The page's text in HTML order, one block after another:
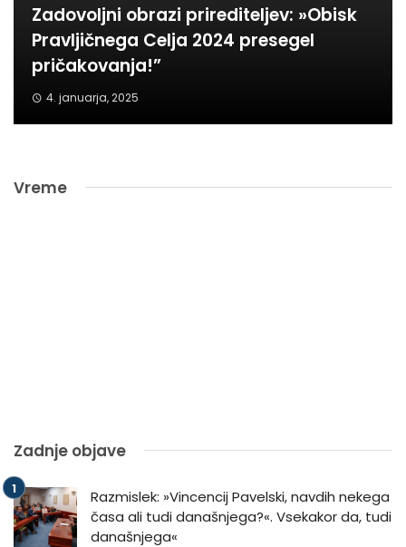
Zadovoljni obrazi prirediteljev: »Obisk
Pravljičnega Celja 2024 presegel
pričakovanja!”
4. januarja, 2025
Vreme
Zadnje objave
Razmislek: »Vincencij Pavelski, navdih nekega
časa ali tudi današnjega?«. Vsekakor da, tudi
današnjega«